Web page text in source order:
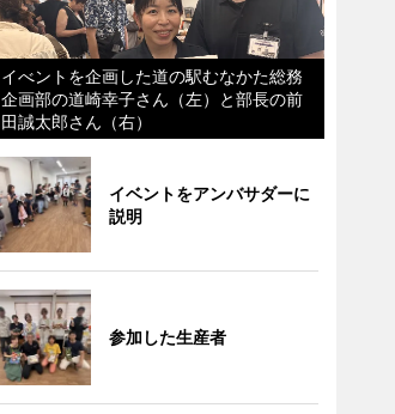
イべントを企画した道の駅むなかた総務
企画部の道崎幸子さん（左）と部長の前
田誠太郎さん（右）
イベントをアンバサダーに
説明
参加した生産者